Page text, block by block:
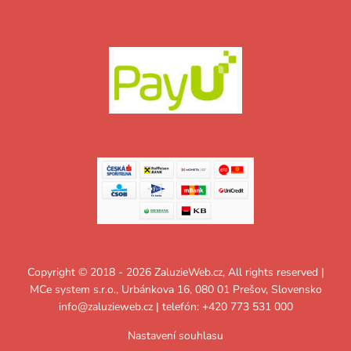
Copyright © 2018 - 2026 ZaluzieWeb.cz, All rights reserved |
MCe system s.r.o., Urbánkova 16, 080 01 Prešov, Slovensko
info@zaluzieweb.cz| telefón: +420 773 531 000
Nastavení souhlasu